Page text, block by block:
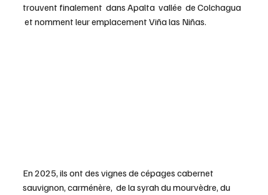
trouvent finalement  dans Apalta  vallée  de Colchagua
et nomment leur emplacement Viña las Niñas.
En 2025, ils ont des vignes de cépages cabernet
sauvignon, carménère,  de la syrah du mourvèdre, du